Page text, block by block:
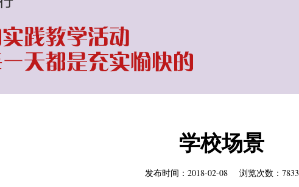
学校场景
发布时间：2018-02-08 浏览次数：7833